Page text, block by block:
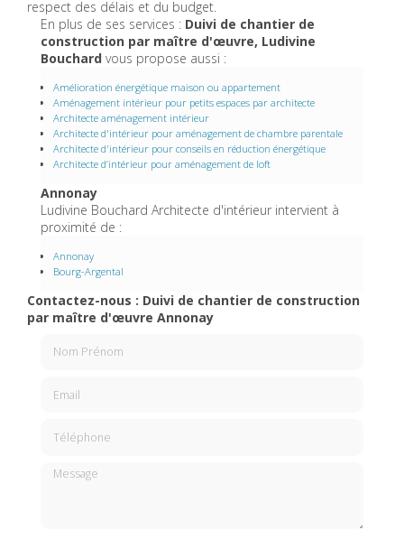
respect des délais et du budget.
En plus de ses services : Duivi de chantier de
construction par maître d'œuvre, Ludivine
Bouchard vous propose aussi :
Amélioration énergétique maison ou appartement
Aménagement intérieur pour petits espaces par architecte
Architecte aménagement intérieur
Architecte d'intérieur pour aménagement de chambre parentale
Architecte d'intérieur pour conseils en réduction énergétique
Architecte d’intérieur pour aménagement de loft
Annonay
Ludivine Bouchard Architecte d'intérieur intervient à
proximité de :
Annonay
Bourg-Argental
Contactez-nous : Duivi de chantier de construction
par maître d'œuvre Annonay
Message